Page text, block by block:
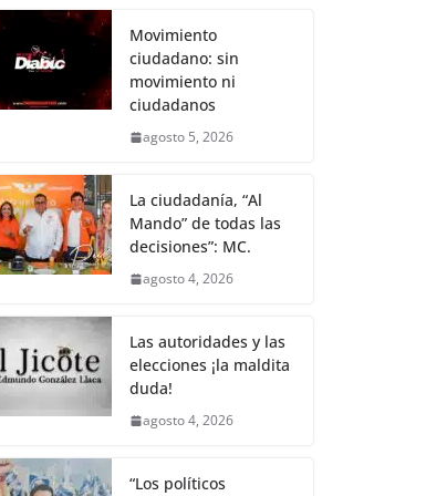
Movimiento
ciudadano: sin
movimiento ni
ciudadanos
agosto 5, 2026
La ciudadanía, “Al
Mando” de todas las
decisiones”: MC.
agosto 4, 2026
Las autoridades y las
elecciones ¡la maldita
duda!
agosto 4, 2026
“Los políticos